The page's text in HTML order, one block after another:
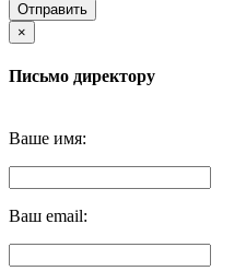
Отправить
×
Письмо директору
Ваше имя:
Ваш email: